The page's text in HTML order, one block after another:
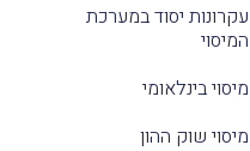
עקרונות יסוד במערכת
המיסוי
מיסוי בינלאומי
מיסוי שוק ההון